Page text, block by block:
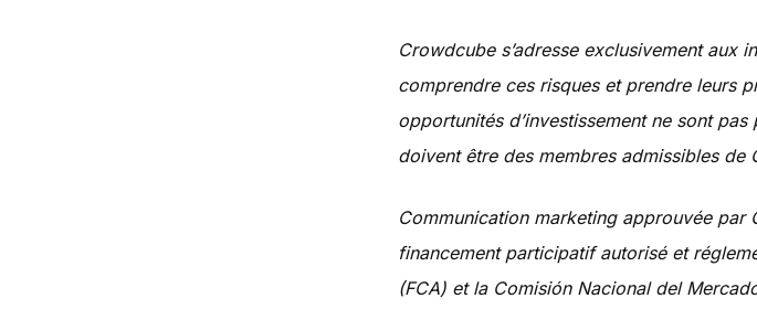
Crowdcube s’adresse exclusivement aux
comprendre ces risques et prendre leurs
opportunités d’investissement ne sont
doivent être des membres admissibles de
Communication marketing approuvée
financement participatif autorisé et
(FCA) et la Comisión Nacional del